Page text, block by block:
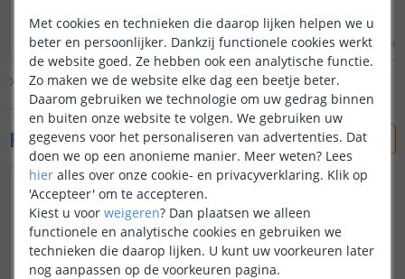
Lees hele review
Freddy Verno|8 november 2022
Lees hele review
Alistair Taylor|29
Bekijk alle 26 reviews
Foto's van klanten
Met cookies en technieken die daarop lijken helpen we u
beter en persoonlijker. Dankzij functionele cookies werkt
de website goed. Ze hebben ook een analytische functie.
Zo maken we de website elke dag een beetje beter.
Daarom gebruiken we technologie om uw gedrag binnen
en buiten onze website te volgen. We gebruiken uw
gegevens voor het personaliseren van advertenties. Dat
doen we op een anonieme manier. Meer weten? Lees
hier alles over onze cookie- en privacyverklaring. Klik op
'Accepteer' om te accepteren.
Kiest u voor weigeren? Dan plaatsen we alleen
functionele en analytische cookies en gebruiken we
technieken die daarop lijken. U kunt uw voorkeuren later
nog aanpassen op de voorkeuren pagina.